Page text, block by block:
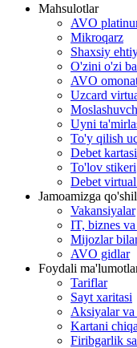
Mahsulotlar
AVO
Mikroqarz
Shaxsiy
O'zini o'zi
AVO
Uzcard
Uyni
To'y qilish
Debet kartasi
To'lov stikeri
Debet
Jamoamizga
Vakansiyalar
IT, biznes
Mijozlar
AVO gidlar
Foydali
Tariflar
Sayt xaritasi
Aksiyalar
Kartani
Firibgarlik